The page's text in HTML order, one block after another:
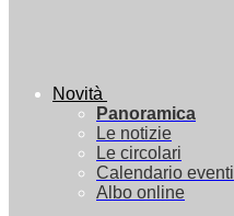
Novità
Panoramica
Le notizie
Le circolari
Calendario eventi
Albo online